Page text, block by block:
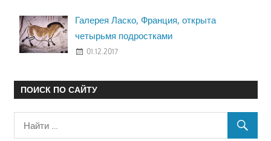
Галерея Ласко, Франция, открыта
четырьмя подростками
01.12.2017
ПОИСК ПО САЙТУ